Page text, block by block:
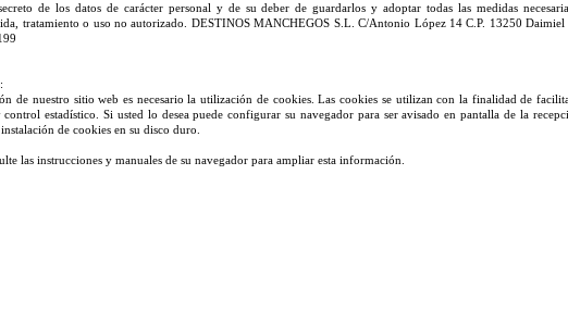
de los datos de carácter personal y de su deber de guardarlos y adoptar todas las medidas
tratamiento o uso no autorizado. DESTINOS MANCHEGOS S.L. C/Antonio López 14 C.P. 13250
de nuestro sitio web es necesario la utilización de cookies. Las cookies se utilizan con la finalidad de
control estadístico. Si usted lo desea puede configurar su navegador para ser avisado en pantalla de la
de cookies en su disco duro.
las instrucciones y manuales de su navegador para ampliar esta información.